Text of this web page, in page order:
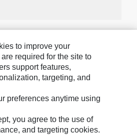
to improve your
required for the site to
support features,
targeting, and
preferences anytime using
you agree to the use of
and targeting cookies.